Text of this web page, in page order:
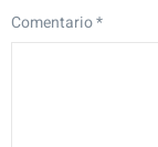
Comentario*